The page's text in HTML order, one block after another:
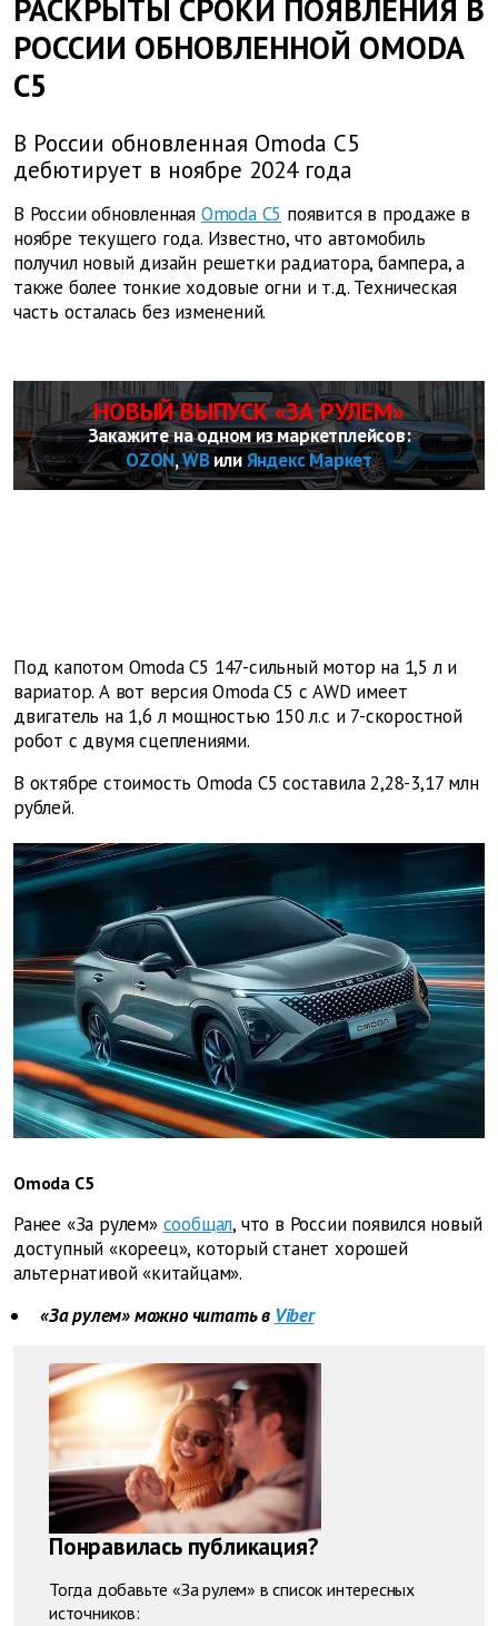
РАСКРЫТЫ СРОКИ ПОЯВЛЕНИЯ В
РОССИИ ОБНОВЛЕННОЙ OMODA
C5
В России обновленная Omoda C5
дебютирует в ноябре 2024 года
В России обновленная Omoda C5 появится в продаже в
ноябре текущего года. Известно, что автомобиль
получил новый дизайн решетки радиатора, бампера, а
также более тонкие ходовые огни и т.д. Техническая
часть осталась без изменений.
НОВЫЙ ВЫПУСК «ЗА РУЛЕМ»
Закажите на одном из маркетплейсов:
OZON,WBилиЯндекс Маркет
Под капотом Omoda C5 147-сильный мотор на 1,5 л и
вариатор. А вот версия Omoda C5 с AWD имеет
двигатель на 1,6 л мощностью 150 л.с и 7-скоростной
робот с двумя сцеплениями.
В октябре стоимость Omoda C5 составила 2,28-3,17 млн
рублей.
Omoda C5
Ранее «За рулем» сообщал, что в России появился новый
доступный «кореец», который станет хорошей
альтернативой «китайцам».
«За рулем» можно читать в Viber
Понравилась публикация?
Тогда добавьте «За рулем» в список интересных
источников: